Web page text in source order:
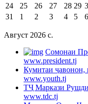
24
25 26 27 28 29
31
1 2 3 4 5 6
Август 2026 c.
Cомонаи
www.president.tj
Кумитаи ҷавонон,
www.youth.tj
ТҶ Маркази
www.tdc.tj